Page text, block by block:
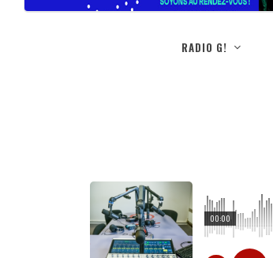
RADIO G!
00:00